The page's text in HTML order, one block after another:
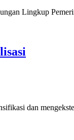
Lingkup
dan